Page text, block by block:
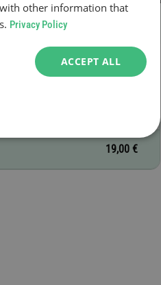
19,00 €
other information that
Privacy Policy
ACCEPT ALL